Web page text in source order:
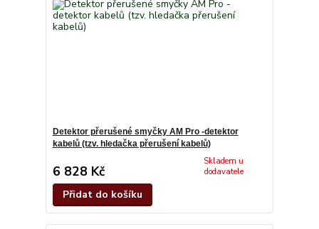
Detektor přerušené smyčky AM Pro -detektor
kabelů (tzv. hledačka přerušení kabelů)
6 828 Kč
Skladem u
dodavatele
Přidat do košíku